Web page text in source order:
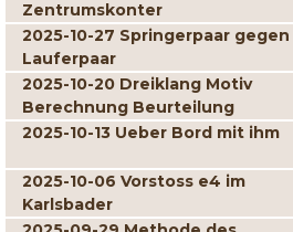
Zentrumskonter
2025-10-27 Springerpaar gegen
Lauferpaar
2025-10-20 Dreiklang Motiv
Berechnung Beurteilung
2025-10-13 Ueber Bord mit ihm
2025-10-06 Vorstoss e4 im
Karlsbader